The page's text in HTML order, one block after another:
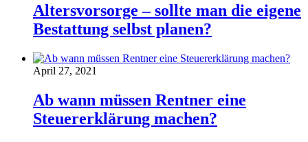
Altersvorsorge – sollte man die eigene
Bestattung selbst planen?
April 27, 2021
Ab wann müssen Rentner eine
Steuererklärung machen?